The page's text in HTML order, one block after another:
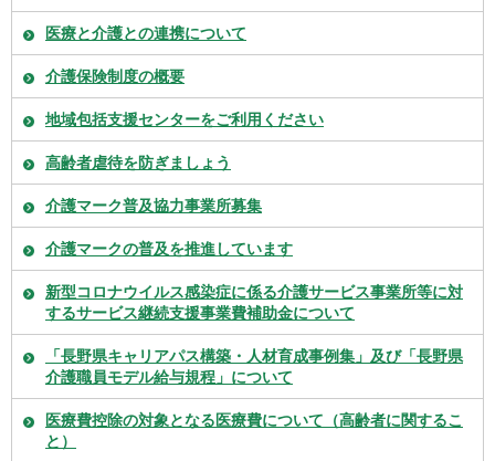
医療と介護との連携について
介護保険制度の概要
地域包括支援センターをご利用ください
高齢者虐待を防ぎましょう
介護マーク普及協力事業所募集
介護マークの普及を推進しています
新型コロナウイルス感染症に係る介護サービス事業所等に対
するサービス継続支援事業費補助金について
「長野県キャリアパス構築・人材育成事例集」及び「長野県
介護職員モデル給与規程」について
医療費控除の対象となる医療費について（高齢者に関するこ
と）